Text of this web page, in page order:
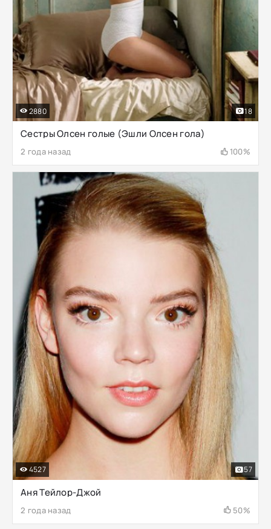
Сестры Олсен голые (Эшли Олсен гола)
2 года назад 100%
2880 18
Аня Тейлор-Джой
2 года назад 50%
4527 57